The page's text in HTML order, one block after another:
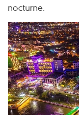
nocturne.